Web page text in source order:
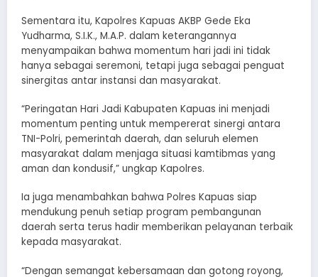
Sementara itu, Kapolres Kapuas AKBP Gede Eka
Yudharma, S.I.K., M.A.P. dalam keterangannya
menyampaikan bahwa momentum hari jadi ini tidak
hanya sebagai seremoni, tetapi juga sebagai penguat
sinergitas antar instansi dan masyarakat.
“Peringatan Hari Jadi Kabupaten Kapuas ini menjadi
momentum penting untuk mempererat sinergi antara
TNI-Polri, pemerintah daerah, dan seluruh elemen
masyarakat dalam menjaga situasi kamtibmas yang
aman dan kondusif,” ungkap Kapolres.
Ia juga menambahkan bahwa Polres Kapuas siap
mendukung penuh setiap program pembangunan
daerah serta terus hadir memberikan pelayanan terbaik
kepada masyarakat.
“Dengan semangat kebersamaan dan gotong royong,